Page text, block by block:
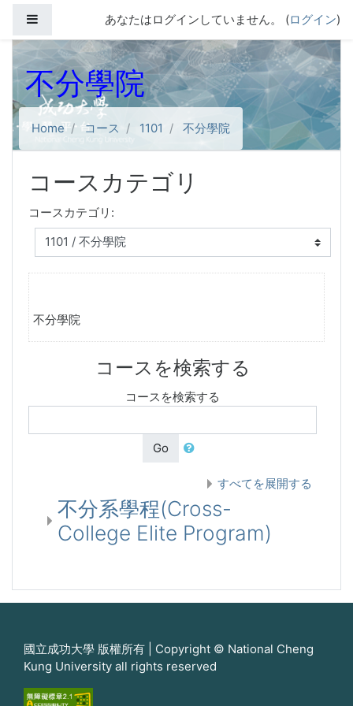
サイドパネルあなたはログインしていません。 (ログイン)
不分學院
Home コース 1101 不分學院
コースカテゴリ
コースカテゴリ:
不分學院
コースを検索する
コースを検索する
Go
すべてを展開する
不分系學程(Cross-
College Elite Program)
國立成功大學 版權所有 | Copyright © National Cheng
Kung University all rights reserved